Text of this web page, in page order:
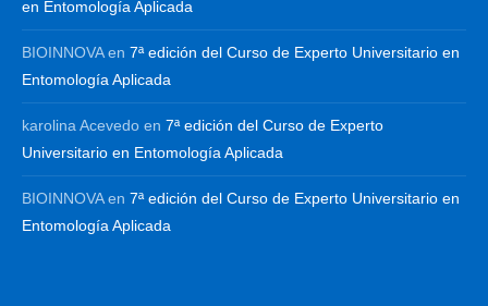
en Entomología Aplicada
BIOINNOVAen 7ª edición del Curso de Experto Universitario en
Entomología Aplicada
karolina Acevedo en 7ª edición del Curso de Experto
Universitario en Entomología Aplicada
BIOINNOVAen 7ª edición del Curso de Experto Universitario en
Entomología Aplicada